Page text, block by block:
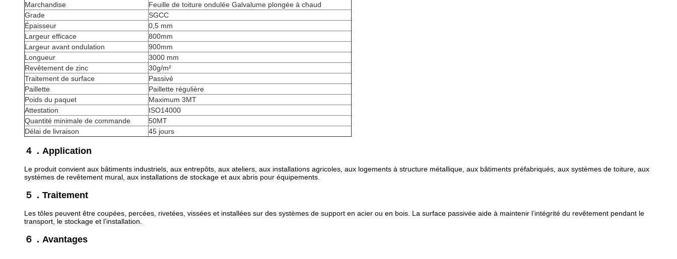
Marchandise
Feuille de toiture ondulée Galvalume plongée à chaud
Grade
SGCC
Épaisseur
0,5 mm
Largeur efficace
800mm
Largeur avant ondulation
900mm
Longueur
3000 mm
Revêtement de zinc
30g/m²
Traitement de surface
Passivé
Paillette
Paillette régulière
Poids du paquet
Maximum 3MT
Attestation
ISO14000
Quantité minimale de commande
50MT
Délai de livraison
45 jours
４．Application
Le produit convient aux bâtiments industriels, aux entrepôts, aux ateliers, aux installations agricoles, aux logements à structure métallique, aux bâtiments préfabriqués, aux systèmes de toiture, aux
systèmes de revêtement mural, aux installations de stockage et aux abris pour équipements.
５．Traitement
Les tôles peuvent être coupées, percées, rivetées, vissées et installées sur des systèmes de support en acier ou en bois. La surface passivée aide à maintenir l’intégrité du revêtement pendant le
transport, le stockage et l’installation.
６．Avantages